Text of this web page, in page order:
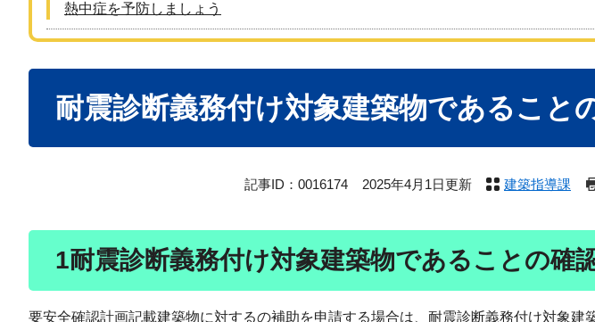
熱中症を予防しましょう
耐震診断義務付け対象建築物であること
記事ID：0016174 2025年4月1日更新 建築指導課
1耐震診断義務付け対象建築物であることの確
要安全確認計画記載建築物に対するの補助を申請する場合は、耐震診断義務付け対象建